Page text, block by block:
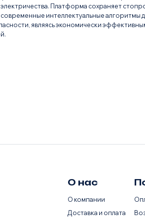
Платформа сохраняет
интеллектуальные
являясь экономически
О нас
О компании
Доставка и оплата